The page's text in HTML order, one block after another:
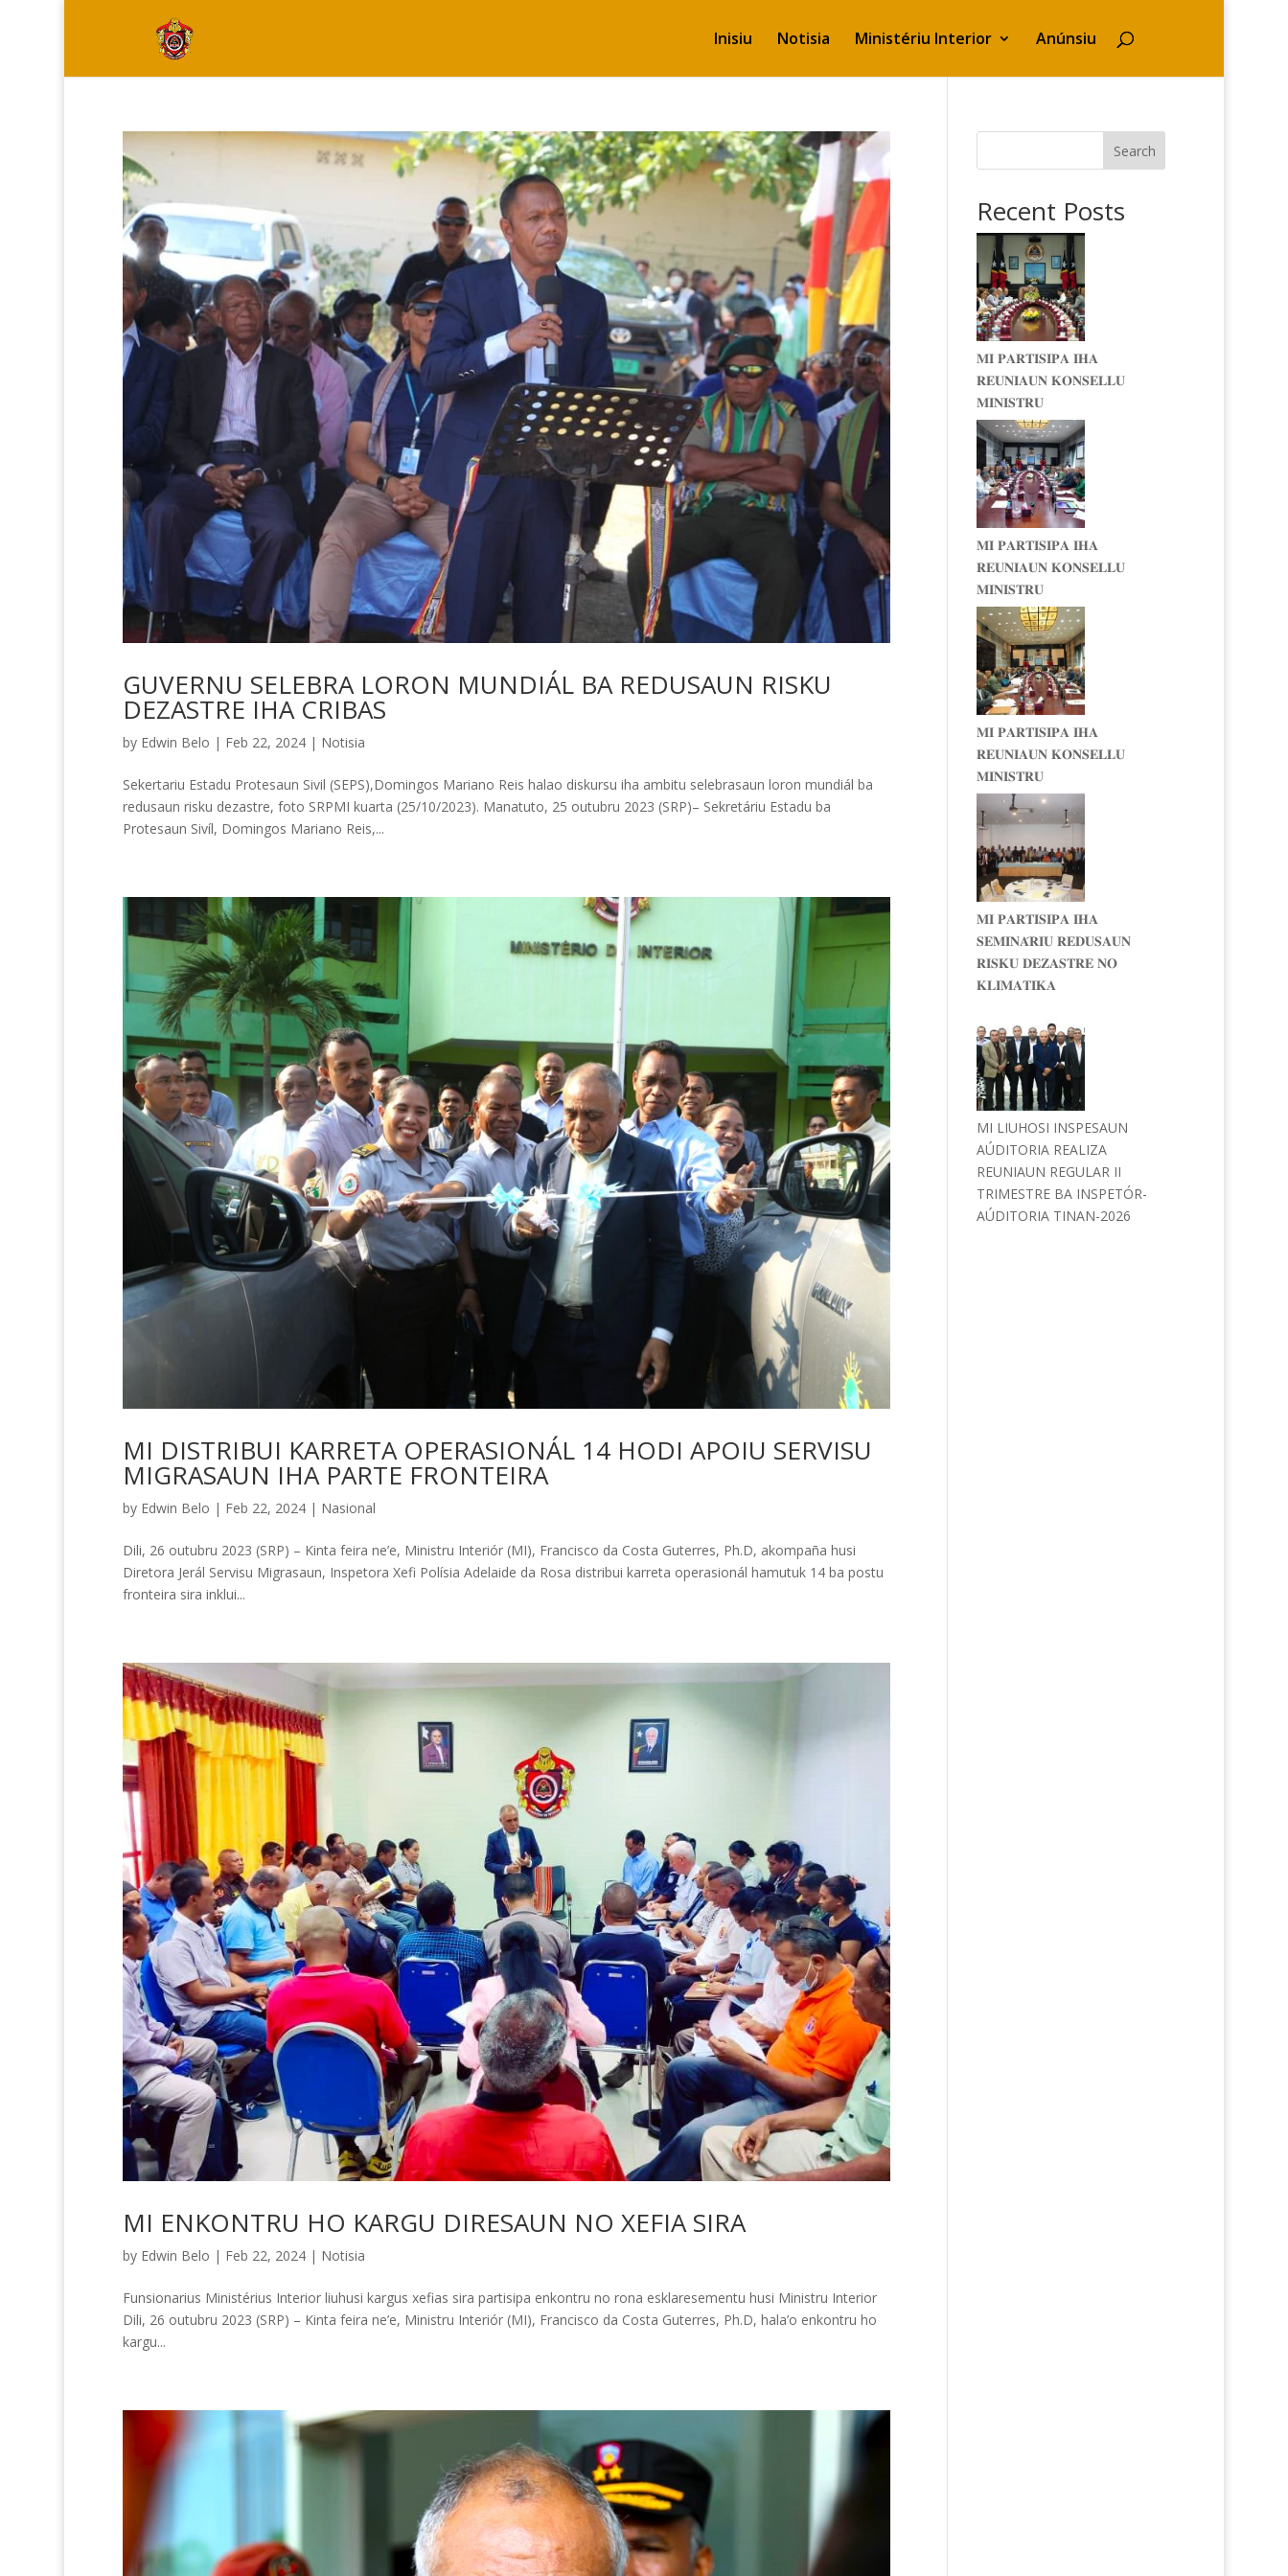
Inisiu Notisia Ministériu Interior Anúnsiu
GUVERNU SELEBRA LORON MUNDIÁL BA REDUSAUN RISKU
DEZASTRE IHA CRIBAS
by Edwin Belo | Feb 22, 2024| Notisia
Sekertariu Estadu Protesaun Sivil (SEPS),Domingos Mariano Reis halao diskursu iha ambitu selebrasaun loron mundiál ba
redusaun risku dezastre, foto SRPMI kuarta (25/10/2023). Manatuto, 25 outubru 2023 (SRP)– Sekretáriu Estadu ba
Protesaun Sivíl, Domingos Mariano Reis,...
MI DISTRIBUI KARRETA OPERASIONÁL 14 HODI APOIU SERVISU
MIGRASAUN IHA PARTE FRONTEIRA
by Edwin Belo | Feb 22, 2024| Nasional
Dili, 26 outubru 2023 (SRP) – Kinta feira ne’e, Ministru Interiór (MI), Francisco da Costa Guterres, Ph.D, akompaña husi
Diretora Jerál Servisu Migrasaun, Inspetora Xefi Polísia Adelaide da Rosa distribui karreta operasionál hamutuk 14 ba postu
fronteira sira inklui...
MI ENKONTRU HO KARGU DIRESAUN NO XEFIA SIRA
by Edwin Belo | Feb 22, 2024| Notisia
Funsionarius Ministérius Interior liuhusi kargus xefias sira partisipa enkontru no rona esklaresementu husi Ministru Interior
Dili, 26 outubru 2023 (SRP) – Kinta feira ne’e, Ministru Interiór (MI), Francisco da Costa Guterres, Ph.D, hala’o enkontru ho
kargu...
Search
Recent Posts
𝐌𝐈 𝐏𝐀𝐑𝐓𝐈𝐒𝐈𝐏𝐀 𝐈𝐇𝐀
𝐑𝐄𝐔𝐍𝐈𝐀𝐔𝐍 𝐊𝐎𝐍𝐒𝐄𝐋𝐋𝐔
𝐌𝐈𝐍𝐈𝐒𝐓𝐑𝐔
𝐌𝐈 𝐏𝐀𝐑𝐓𝐈𝐒𝐈𝐏𝐀 𝐈𝐇𝐀
𝐑𝐄𝐔𝐍𝐈𝐀𝐔𝐍 𝐊𝐎𝐍𝐒𝐄𝐋𝐋𝐔
𝐌𝐈𝐍𝐈𝐒𝐓𝐑𝐔
𝐌𝐈 𝐏𝐀𝐑𝐓𝐈𝐒𝐈𝐏𝐀 𝐈𝐇𝐀
𝐑𝐄𝐔𝐍𝐈𝐀𝐔𝐍 𝐊𝐎𝐍𝐒𝐄𝐋𝐋𝐔
𝐌𝐈𝐍𝐈𝐒𝐓𝐑𝐔
𝐌𝐈 𝐏𝐀𝐑𝐓𝐈𝐒𝐈𝐏𝐀 𝐈𝐇𝐀
𝐒𝐄𝐌𝐈𝐍𝐀́𝐑𝐈𝐔 𝐑𝐄𝐃𝐔𝐒𝐀𝐔𝐍
𝐑𝐈𝐒𝐊𝐔 𝐃𝐄𝐙𝐀𝐒𝐓𝐑𝐄 𝐍𝐎
𝐊𝐋𝐈𝐌𝐀𝐓𝐈𝐊𝐀
MI LIUHOSI INSPESAUN
AÚDITORIA REALIZA
REUNIAUN REGULAR II
TRIMESTRE BA INSPETÓR-
AÚDITORIA TINAN-2026